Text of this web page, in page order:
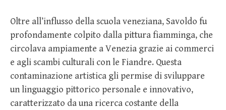
Oltre all’influsso della scuola veneziana, Savoldo fu
profondamente colpito dalla pittura fiamminga, che
circolava ampiamente a Venezia grazie ai commerci
e agli scambi culturali con le Fiandre. Questa
contaminazione artistica gli permise di sviluppare
un linguaggio pittorico personale e innovativo,
caratterizzato da una ricerca costante della